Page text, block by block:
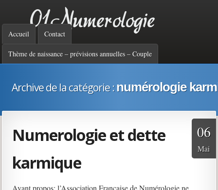
01 Numérologie :
analyse par les
nombres de votre
personnalité, votre
destinée, vos forces et
Menu principal
Accueil Contact
Thème de naissance – prévisions annuelles – Couple
Archive de la catégorie :numérologie
Numerologie et dette
karmique
06
Mai
Avant propos: l’Association Française de Numérologie ne